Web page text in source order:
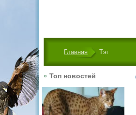
Главная Тэг
Топ новостей